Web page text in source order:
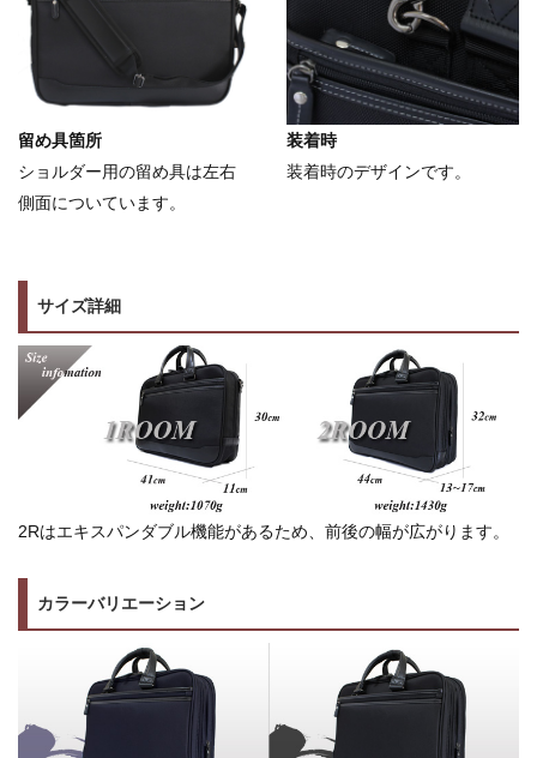
留め具箇所
ショルダー用の留め具は左右
側面についています。
装着時
装着時のデザインです。
サイズ詳細
2Rはエキスパンダブル機能があるため、前後の幅が広がります。
カラーバリエーション